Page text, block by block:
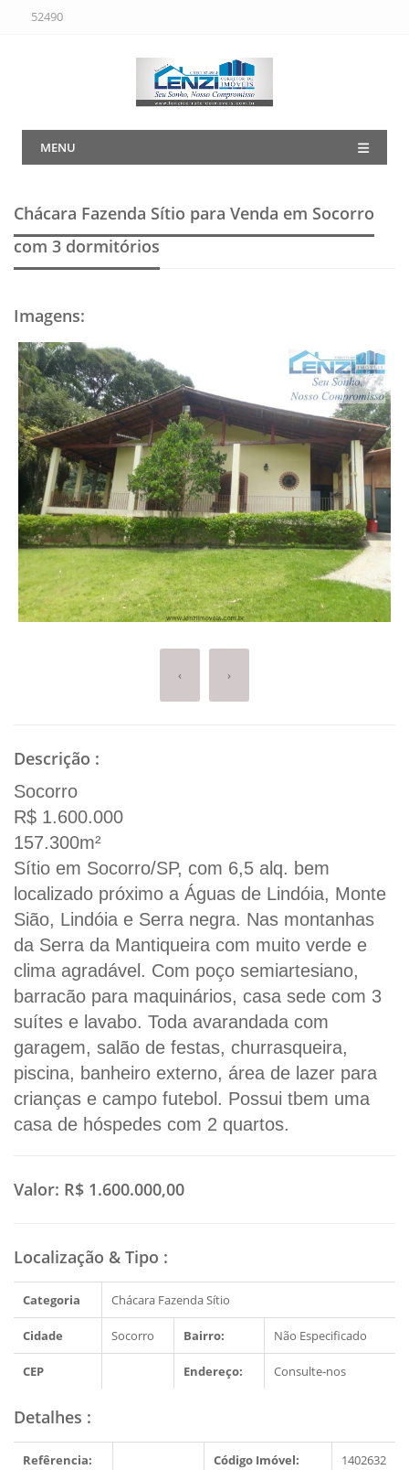
52490
MENU
Chácara Fazenda Sítio para Venda em Socorro
com 3 dormitórios
Imagens:
‹ ›
Descrição :
Socorro
R$ 1.600.000
157.300m²
Sítio em Socorro/SP, com 6,5 alq. bem
localizado próximo a Águas de Lindóia, Monte
Sião, Lindóia e Serra negra. Nas montanhas
da Serra da Mantiqueira com muito verde e
clima agradável. Com poço semiartesiano,
barracão para maquinários, casa sede com 3
suítes e lavabo. Toda avarandada com
garagem, salão de festas, churrasqueira,
piscina, banheiro externo, área de lazer para
crianças e campo futebol. Possui tbem uma
casa de hóspedes com 2 quartos.
Valor: R$ 1.600.000,00
Localização & Tipo :
Categoria Chácara Fazenda Sítio
Cidade Socorro Bairro: Não Especificado
CEP Endereço: Consulte-nos
Detalhes :
Refêrencia: Código Imóvel: 1402632